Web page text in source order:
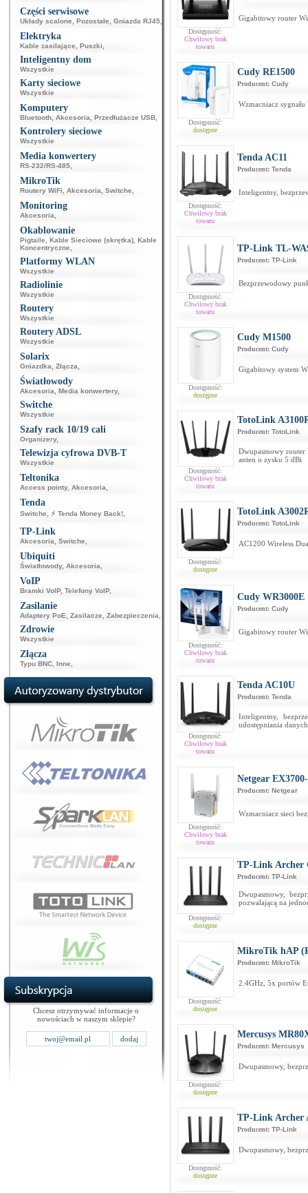
Części serwisowe
Układy scalone Pozostałe Gniazda RJ45
Elektryka
Kable zasilające Puszki
Inteligentny dom
Wszystkie
Karty sieciowe
Wszystkie
Komputery
Bluetooth Akcesoria Przedłużacze USB
Kontrolery sieciowe
Wszystkie
Media konwertery
RS-232/RS-485
MikroTik
Routery WiFi Akcesoria Switche
Monitoring
Akcesoria
Okablowanie
Pigtaile Kable Sieciowe (skrętka) Kable
Koncentryczne
Platformy WLAN
Wszystkie
Radiolinie
Wszystkie
Routery
Wszystkie
Routery ADSL
Wszystkie
Solarix
Gniazdka Złącza
Światłowody
Akcesoria Media konwertery,
Switche
Wszystkie
Szafy rack 10/19 cali
Organizery,
Telewizja cyfrowa DVB-T
Wszystkie
Teltonika
Access pointy, Akcesoria
Tenda
Switche ⚡ Tenda Money Back!
TP-Link
Akcesoria Switche
Ubiquiti
Światłowody, Akcesoria
VoIP
Bramki VoIP, Telefony VoIP,
Zasilanie
Adaptery PoE Zasilacze Zabezpieczenia
Zdrowie
Wszystkie
Złącza
Typu BNC Inne
Chcesz otrzymywać informacje o
nowościach w naszym sklepie?
Dostępność:
Chwilowy brak
towaru
Gigabitowy router
Dostępność:
dostępne
Cudy RE1500
Producent: Cudy
Wzmacniacz
Dostępność:
Chwilowy brak
towaru
Tenda AC11
Producent: Tenda
Inteligentny,
Dostępność:
Chwilowy brak
towaru
TP-Link TL-
Producent: TP-Link
Bezprzewodowy
Dostępność:
dostępne
Cudy M1500
Producent: Cudy
Gigabitowy system
Dostępność:
Chwilowy brak
towaru
TotoLink
Producent: TotoLink
Dwupasmowy
anten o zysku 5 dBi
Dostępność:
dostępne
TotoLink
Producent: TotoLink
AC1200 Wireless
Dostępność:
Chwilowy brak
towaru
Cudy WR3000E
Producent: Cudy
Gigabitowy router
Dostępność:
Chwilowy brak
towaru
Tenda AC10U
Producent: Tenda
Inteligentny,
udostępniania
Dostępność:
Chwilowy brak
towaru
Netgear
Producent: Netgear
Wzmacniacz sieci
Dostępność:
dostępne
TP-Link Archer
Producent: TP-Link
Dwupasmowy,
pozwalającą na
Dostępność:
dostępne
MikroTik hAP
Producent: MikroTik
2.4GHz, 5x portów
Dostępność:
dostępne
Mercusys
Producent: Mercusys
Dwupasmowy,
Dostępność:
dostępne
TP-Link Archer
Producent: TP-Link
Dwupasmowy,